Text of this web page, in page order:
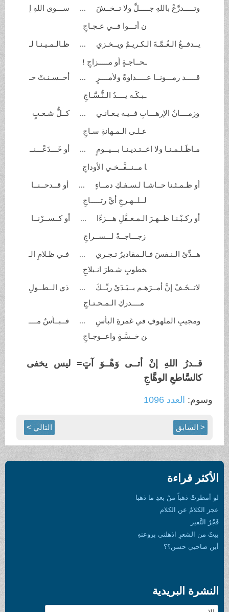
وتـــــدرَّعْ باللهِ جـــــلَّ ولا تــخــشَ ... ســـوى اللهِ إ
ن أتـــوا فــيعـجـاجِ
يــدفــعُ الـغُـمَّـةَ الـكـريـمُويــخـزي ... ظـالـمـيـنـا لـ
ـحــاجـةٍ أو مـــــزاجِ !
قـــــد رمـــونــا عـــــداوةً ولأمــــرٍ ... أحــسـنـتْ حـ
ـبـكَـه يــــدُالـنُّـسَّـاجِ
وزمــــانُ الإرهـــابِ فــيـهيـعـانـي ... كــلُّ شـعـبٍ
عـلـى الـمـهانةِسـاجِ
مـاظَـلـمـنـا ولا اعــتـديـنـابـــيــومٍ ... أو خَـــدَعْـــنــ
ا مــنــفَّــخـيالأوداجِ
أو ظـمـئـنا حــاشـا لـسـفـكِ دمــاءٍ ... أو قــدحــنــا
لــلــهـرجِ أيَّ
رتـــــاجِ
أو ركـبْـنـا ظــهـرَ الـمـغـفَّلِهـــزءًا ... أو كــســرْنــا
زجـــاجــةًلـــســراجِ
هــدِّئ الـنـفسَ فـالـمقاديرُ تـجـري ... فـي ظـلامِ الـ
خطوبِ شـطرَانـبلاجِ
لاتــخَـفْ إنَّ أمــرَهـم بــيَـدَيْ ربِّــكَ ... ذي الــطــولِ
مــــدركِ الـمـحـتـاجِ
ومجيبِ الملهوفِ في غمرةِ البأسِ ... فــبــأسٌ مــــ
ن خــسَّـةٍواعــوجـاجِ
قــدرُ اللهِ إنْ أتــى وَهْــوَ آتٍ = ليس يخفى
كالسَّاطعِ الوهَّاجِ
وسوم:العدد 1096
< السابق التالي >
الأكثر قراءة
لو أمطرتْ ذهباً منْ بعدِ ما ذهبا
عجز الكلامُ عن الكلام
فَجْرُ النَّفير
بيتٌ من الشعرِ اذهلني بروعتهِ
أين صاحبي حسن؟؟
النشرة البريدية